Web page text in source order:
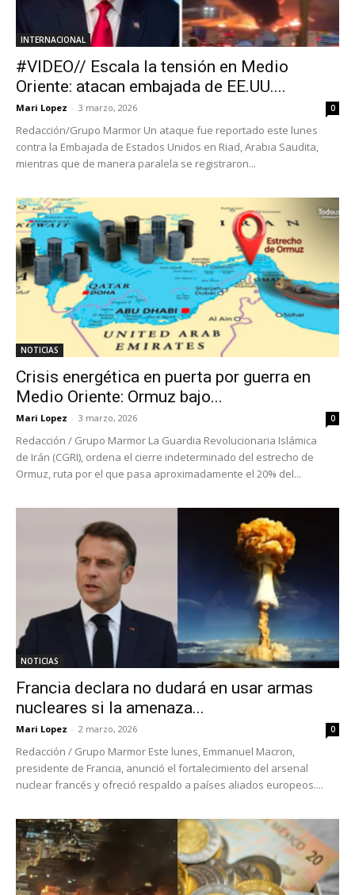
INTERNACIONAL
#VIDEO// Escala la tensión en Medio
Oriente: atacan embajada de EE.UU....
Mari Lopez - 3 marzo, 2026 0
Redacción/Grupo Marmor Un ataque fue reportado este lunes
contra la Embajada de Estados Unidos en Riad, Arabia Saudita,
mientras que de manera paralela se registraron...
NOTICIAS
Crisis energética en puerta por guerra en
Medio Oriente: Ormuz bajo...
Mari Lopez - 3 marzo, 2026 0
Redacción / Grupo Marmor La Guardia Revolucionaria Islámica
de Irán (CGRI), ordena el cierre indeterminado del estrecho de
Ormuz, ruta por el que pasa aproximadamente el 20% del...
NOTICIAS
Francia declara no dudará en usar armas
nucleares si la amenaza...
Mari Lopez - 2 marzo, 2026 0
Redacción / Grupo Marmor Este lunes, Emmanuel Macron,
presidente de Francia, anunció el fortalecimiento del arsenal
nuclear francés y ofreció respaldo a países aliados europeos....